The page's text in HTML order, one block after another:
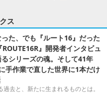
ス
た、でも『ルート16』だった
』開発者インタビュ
シリーズの魂。そして41年
手作業で直した世界に1本だけ
去と、新たに生まれるものとは。